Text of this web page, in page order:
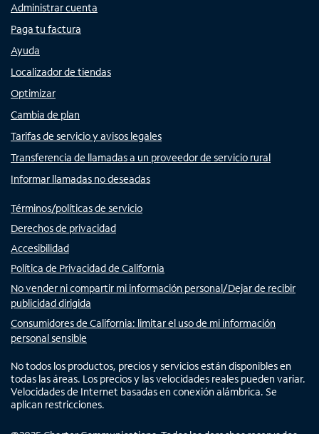
Administrar cuenta
Paga tu factura
Ayuda
Localizador de tiendas
Optimizar
Cambia de plan
Tarifas de servicio y avisos legales
Transferencia de llamadas a un proveedor de servicio rural
Informar llamadas no deseadas
Términos/políticas de servicio
Derechos de privacidad
Accesibilidad
Política de Privacidad de California
No vender ni compartir mi información personal/Dejar de recibir
publicidad dirigida
Consumidores de California: limitar el uso de mi información
personal sensible
No todos los productos, precios y servicios están disponibles en
todas las áreas. Los precios y las velocidades reales pueden variar.
Velocidades de Internet basadas en conexión alámbrica. Se
aplican restricciones.